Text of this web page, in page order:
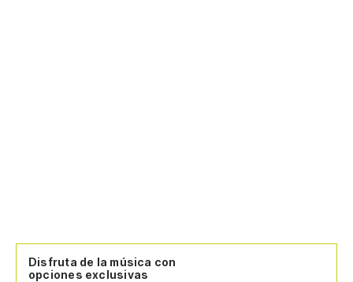
Disfruta de la música con
opciones exclusivas